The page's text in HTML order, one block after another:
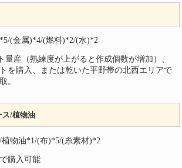
(金属)*4/(燃料)*2/(水)*2
量産（熟練度が上がると作成個数が増加）、
を購入、または乾いた平野帯の北西エリアで
。
ス/植物油
物油*1/(布)*5/(糸素材)*2
購入可能